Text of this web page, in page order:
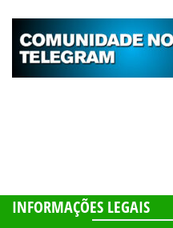
INFORMAÇÕES LEGAIS